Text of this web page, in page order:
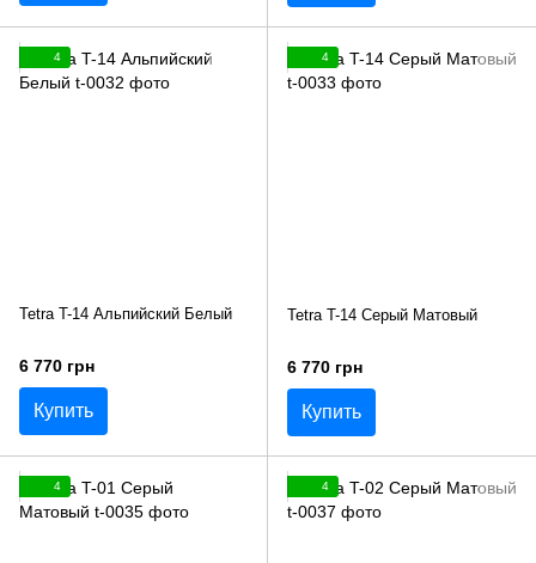
4
Tetra T-14 Альпийский Белый
6 770 грн
Купить
4
Tetra T-14 Серый Матовый
6 770 грн
Купить
4 4